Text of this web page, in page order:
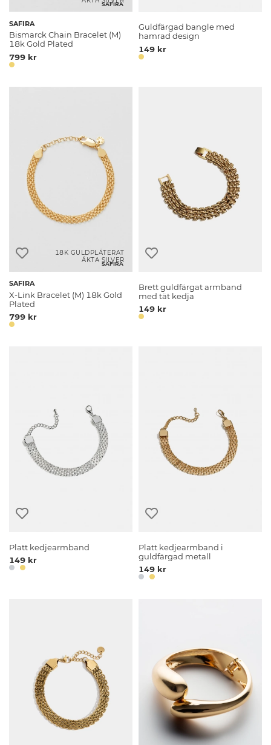
SAFIRA
SAFIRA
Bismarck Chain Bracelet (M)
18k Gold Plated
799 kr
Guldfärgad bangle med
hamrad design
149 kr
SAFIRA
18K GULDPLÄTERAT
ÄKTA SILVER
SAFIRA
X-Link Bracelet (M) 18k Gold
Plated
799 kr
Brett guldfärgat armband
med tät kedja
149 kr
Platt kedjearmband
149 kr
Platt kedjearmband i
guldfärgad metall
149 kr